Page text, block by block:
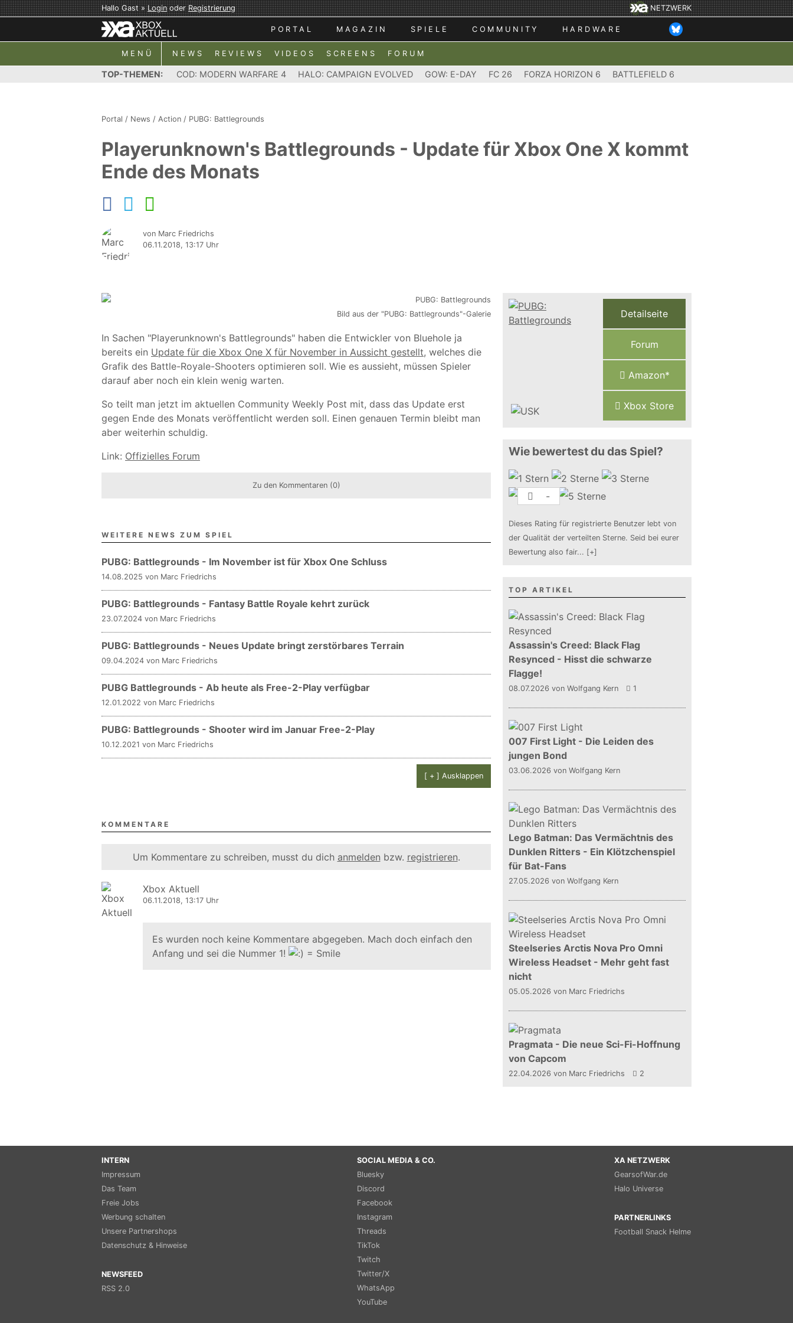
Hallo Gast »LoginoderRegistrierung NETZWERK
PORTAL MAGAZIN SPIELE COMMUNITY HARDWARE
MENÜ NEWS REVIEWS VIDEOS SCREENS FORUM
TOP-THEMEN: COD: MODERN WARFARE 4 HALO: CAMPAIGN EVOLVED GOW: E-DAY FC 26 FORZA HORIZON 6 BATTLEFIELD 6
Portal / News / Action / PUBG: Battlegrounds
Playerunknown's Battlegrounds - Update für Xbox One X kommt
Ende des Monats
von Marc Friedrichs
06.11.2018, 13:17 Uhr
Bild aus der "PUBG: Battlegrounds"-Galerie
In Sachen "Playerunknown's Battlegrounds" haben die Entwickler von Bluehole ja
bereits ein Update für die Xbox One X für November in Aussicht gestellt, welches die
Grafik des Battle-Royale-Shooters optimieren soll. Wie es aussieht, müssen Spieler
darauf aber noch ein klein wenig warten.
So teilt man jetzt im aktuellen Community Weekly Post mit, dass das Update erst
gegen Ende des Monats veröffentlicht werden soll. Einen genauen Termin bleibt man
aber weiterhin schuldig.
Link: Offizielles Forum
Zu den Kommentaren (0)
WEITERE NEWS ZUM SPIEL
PUBG: Battlegrounds - Im November ist für Xbox One Schluss
14.08.2025 von Marc Friedrichs
PUBG: Battlegrounds - Fantasy Battle Royale kehrt zurück
23.07.2024 von Marc Friedrichs
PUBG: Battlegrounds - Neues Update bringt zerstörbares Terrain
09.04.2024 von Marc Friedrichs
PUBG Battlegrounds - Ab heute als Free-2-Play verfügbar
12.01.2022 von Marc Friedrichs
PUBG: Battlegrounds - Shooter wird im Januar Free-2-Play
10.12.2021 von Marc Friedrichs
[ + ] Ausklappen
KOMMENTARE
Um Kommentare zu schreiben, musst du dich anmelden bzw. registrieren.
Xbox Aktuell
06.11.2018, 13:17 Uhr
Es wurden noch keine Kommentare abgegeben. Mach doch einfach den
Anfang und sei die Nummer 1!
Detailseite
Forum
Amazon*
Xbox Store
Wie bewertest du das Spiel?
-
Dieses Rating für registrierte Benutzer lebt von
der Qualität der verteilten Sterne. Seid bei eurer
Bewertung also fair... [+]
TOP ARTIKEL
Assassin's Creed: Black Flag
Resynced - Hisst die schwarze
Flagge!
08.07.2026 von Wolfgang Kern 1
007 First Light - Die Leiden des
jungen Bond
03.06.2026 von Wolfgang Kern
Lego Batman: Das Vermächtnis des
Dunklen Ritters - Ein Klötzchenspiel
für Bat-Fans
27.05.2026 von Wolfgang Kern
Steelseries Arctis Nova Pro Omni
Wireless Headset - Mehr geht fast
nicht
05.05.2026 von Marc Friedrichs
Pragmata - Die neue Sci-Fi-Hoffnung
von Capcom
22.04.2026 von Marc Friedrichs 2
INTERN
Impressum
Das Team
Freie Jobs
Werbung schalten
Unsere Partnershops
Datenschutz & Hinweise
NEWSFEED
RSS 2.0
SOCIAL MEDIA & CO.
Bluesky
Discord
Facebook
Instagram
Threads
TikTok
Twitch
Twitter/X
WhatsApp
YouTube
XA NETZWERK
GearsofWar.de
Halo Universe
PARTNERLINKS
Football Snack Helme